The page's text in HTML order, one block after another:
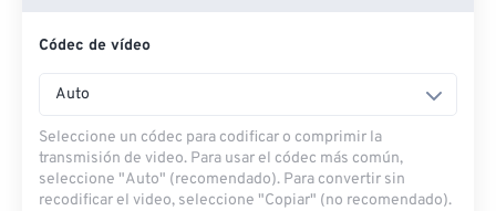
Desde URL
Códec de vídeo
Auto
Seleccione un códec para codificar o comprimir la
transmisión de video. Para usar el códec más común,
seleccione "Auto" (recomendado). Para convertir sin
recodificar el video, seleccione "Copiar" (no recomendado).